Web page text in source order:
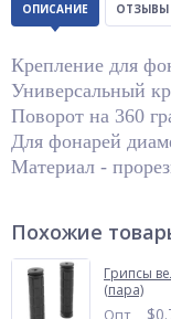
ОПИСАНИЕ
Крепление для
Универсальный
Поворот на 360
Для фонарей
Материал -
Похожие
Грипсы
(пара)
Опт $